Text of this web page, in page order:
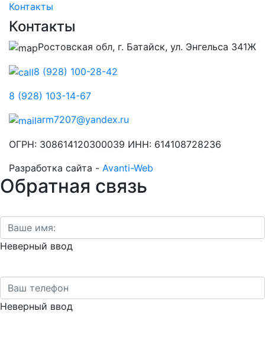
Контакты
Контакты
Ростовская обл, г. Батайск, ул. Энгельса 341Ж
8 (928) 100-28-42
8 (928) 103-14-67
arm7207@yandex.ru
ОГРН: 308614120300039 ИНН: 614108728236
Разработка сайта - Avanti-Web
Обратная связь
Неверный ввод
Неверный ввод